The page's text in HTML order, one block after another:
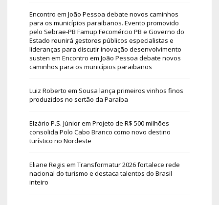
Encontro em João Pessoa debate novos caminhos
para os municípios paraibanos. Evento promovido
pelo Sebrae-PB Famup Fecomércio PB e Governo do
Estado reunirá gestores públicos especialistas e
lideranças para discutir inovação desenvolvimento
susten em Encontro em João Pessoa debate novos
caminhos para os municípios paraibanos
Luiz Roberto em Sousa lança primeiros vinhos finos
produzidos no sertão da Paraíba
Elzário P.S. Júniorem Projeto de R$ 500 milhões
consolida Polo Cabo Branco como novo destino
turístico no Nordeste
Eliane Regis em Transformatur 2026 fortalece rede
nacional do turismo e destaca talentos do Brasil
inteiro